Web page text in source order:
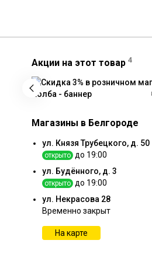
Акции на этот товар 4
Магазины в Белгороде
ул. Князя Трубецкого, д. 50
открыто до 19:00
ул. Будённого, д. 3
открыто до 19:00
ул. Некрасова 28
Временно закрыт
На карте